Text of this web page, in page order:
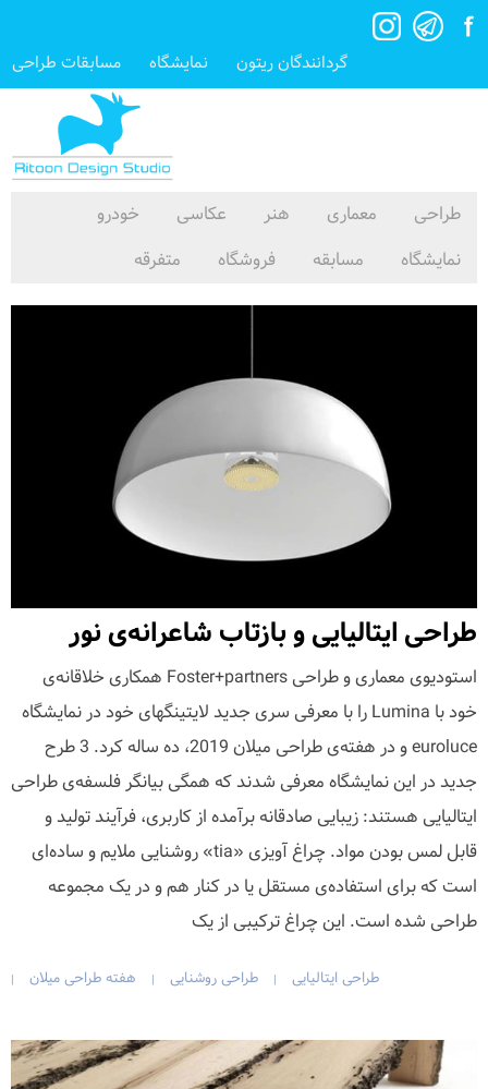
گردانندگان ریتون نمایشگاه مسابقات طراحی
طراحی معماری هنر عکاسی
خودرو
نمایشگاه
مسابقه فروشگاه متفرقه
طراحی ایتالیایی و بازتاب شاعرانه‌ی نور
استودیوی معماری و طراحی Foster+partners همکاری خلاقانه‌ی
خود با Lumina را با معرفی سری جدید لایتینگهای خود در نمایشگاه
euroluce و در هفته‌ی طراحی میلان 2019، ده ساله کرد. 3 طرح
جدید در این نمایشگاه معرفی شدند که همگی بیانگر فلسفه‌ی طراحی
ایتالیایی هستند: زیبایی صادقانه برآمده از کاربری، فرآیند تولید و
قابل لمس بودن مواد. چراغ آویزی «tia» روشنایی ملایم و ساده‌ای
است که برای استفاده‌ی مستقل یا در کنار هم و در یک مجموعه
طراحی شده است. این چراغ ترکیبی از یک
طراحی ایتالیایی | طراحی روشنایی | هفته طراحی میلان |